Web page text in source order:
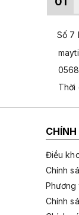
Số 7
Thời
Điều
Chính
Phương
Chính